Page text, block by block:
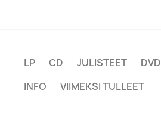
LP CD JULISTEET DVD
INFO
VIIMEKSI TULLEET